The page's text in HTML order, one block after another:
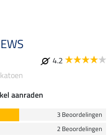
4.2
aanraden
3 Beoordelingen
2 Beoordelingen